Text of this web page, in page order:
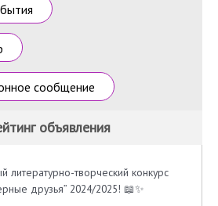
сообщение
объявления
творческий конкурс
друзья” 2024/2025! 📖✨